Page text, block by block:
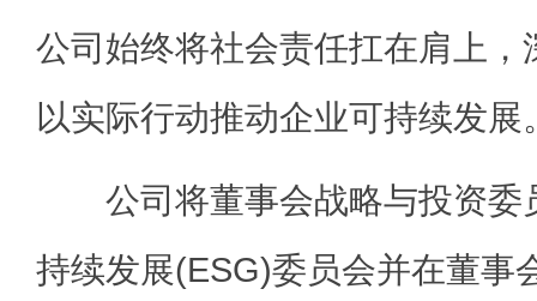
公司始终将社会责任扛在肩上，
以实际行动推动企业可持续发展
公司将董事会战略与投资委
持续发展(ESG)委员会并在董事